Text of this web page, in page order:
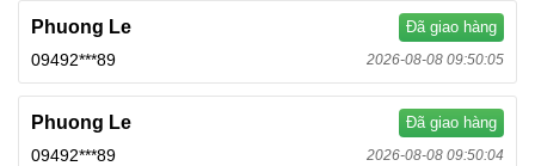
Phuong Le Đã giao hàng
09492***89 2026-08-08 09:50:05
Phuong Le Đã giao hàng
09492***89 2026-08-08 09:50:04